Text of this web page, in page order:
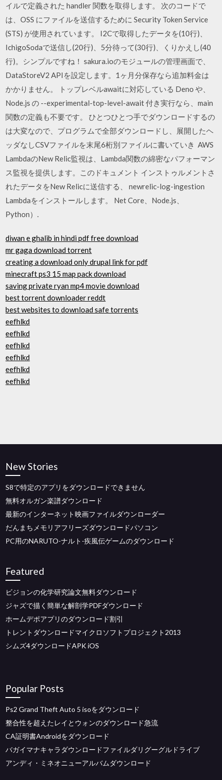
イルで定義された handler 関数を取得します。 次のコードで
は、OSS にファイルを送信するために Security Token Service
(STS) が使用されています。 I2Cで取得したデータを(10行)、
IchigoSodaで送信し(20行)、5分待って(30行)、くりかえし(40
行)。シンプルですね！ sakura.ioのモジュールの管理画面で、
DataStoreV2 APIを設定します。1ヶ月分保存なら追加料金は
かかりません。 トップレベルawaitに対応している Deno や、
Node.js の --experimental-top-level-await 付き実行なら、main
関数の定義も不要です。 ひとつひとつ手でダウンロードするの
は大変なので、プログラムで全部ダウンロードし、展開したヘ
ッダなしCSVファイルを末尾6桁別ファイルに書いていき AWS
LambdaのNew Relic監視は、Lambda関数の綿密なパフォーマン
ス監視を提供します。このドキュメント インストゥルメントさ
れたデータをNew Relicに送信する、 newrelic-log-ingestion
Lambdaをインストールします。 Net Core、Node.js、
Python）.
diwan e ghalib in hindi pdf free download
mr gaga download torrent
creating a download only drupal link for pdf
minecraft ps3 15 map pack download
saving private ryan mp4 movie download
best torrent downloader reddt
best websites to download safe torrents
eefhlkd
eefhlkd
eefhlkd
eefhlkd
eefhlkd
eefhlkd
New Stories
S8で特定のアプリをダウンロードできません
無料オルガン楽譜ダウンロード
最新のインターネット映画ファイルダウンローダー
だんまちメモリアフリーズダウンロードパソコン
PC用のNARUTO-ナルト-疾風伝ゲームのダウンロード
Featured
ビジョンの化学研究論文無料ダウンロード
ジャズで描く簡単な解剖学PDFダウンロード
ホームデポアプリのダウンロード割引
トレントダウンロードマイクロソフトプロジェクト2013
シムズ4ダウンロードAPK iOS
Popular Posts
Ps2 Grand Theft Auto 5 isoをダウンロード
整合性を超えたレイとウォンのダウンロード急流
CA証明書Androidをダウンロード
バガイマナキャラダウンロードファイルダリグーグルドライブ
アンディ・ミネオニューアルバムダウンロード